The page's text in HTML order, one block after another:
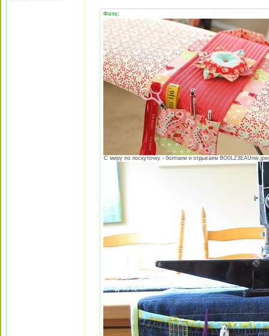
Фото:
С миру по лоскуточку - болтаем и отдыхаем